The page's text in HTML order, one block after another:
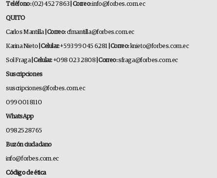
Teléfono:(02) 452 7863 | Correo:info@forbes.com.ec
QUITO
Carlos Mantilla | Correo:cfmantilla@forbes.com.ec
Karina Nieto | Celular:+593 99 045 6281 | Correo:knieto@forbes.com.ec
Sol Fraga| Celular:+098 023 2808 | Correo:sfraga@forbes.com.ec
Suscripciones
suscripciones@forbes.com.ec
099 001 8110
WhatsApp
0982528765
Buzón ciudadano
info@forbes.com.ec
Código de ética